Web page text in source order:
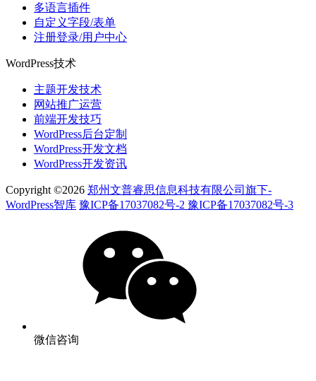
多语言插件
自定义字段/表单
注册登录/用户中心
WordPress技术
主题开发技术
网站推广运营
前端开发技巧
WordPress后台定制
WordPress开发文档
WordPress开发资讯
Copyright ©2026 郑州文普睿思信息科技有限公司旗下-
WordPress智库 豫ICP备17037082号-2 豫ICP备17037082号-3
微信咨询